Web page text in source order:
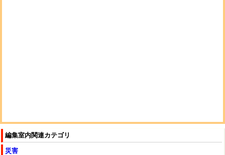
編集室内関連カテゴリ
災害